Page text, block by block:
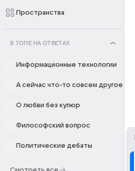
Пространства
В ТОПЕ НА ОТВЕТАХ
Информационные технологии
А сейчас что-то совсем другое
О любви без купюр
Философский вопрос
Политические дебаты